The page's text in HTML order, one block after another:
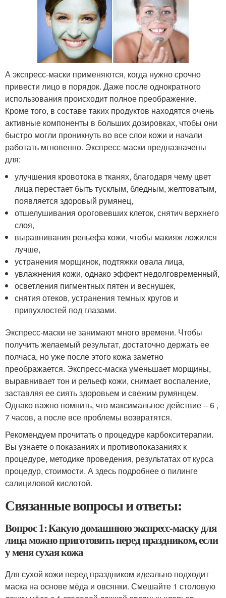
А экспресс-маски применяются, когда нужно срочно
привести лицо в порядок. Даже после однократного
использования происходит полное преображение.
Кроме того, в составе таких продуктов находятся очень
активные компоненты в больших дозировках, чтобы они
быстро могли проникнуть во все слои кожи и начали
работать мгновенно. Экспресс-маски предназначены
для:
улучшения кровотока в тканях, благодаря чему цвет
лица перестает быть тусклым, бледным, желтоватым,
появляется здоровый румянец,
отшелушивания ороговевших клеток, снятич верхнего
слоя,
выравнивания рельефа кожи, чтобы макияж ложился
лучше,
устранения морщинок, подтяжки овала лица,
увлажнения кожи, однако эффект недолговременный,
осветления пигментных пятен и веснушек,
снятия отеков, устранения темных кругов и
припухлостей под глазами.
Экспресс-маски не занимают много времени. Чтобы
получить желаемый результат, достаточно держать ее
полчаса, но уже после этого кожа заметно
преображается. Экспресс-маска уменьшает морщины,
выравнивает тон и рельеф кожи, снимает воспаление,
заставляя ее сиять здоровьем и свежим румянцем.
Однако важно помнить, что максимальное действие – 6 ,
7 часов, а после все проблемы возвратятся.
Рекомендуем прочитать о процедуре карбокситерапии.
Вы узнаете о показаниях и противопоказаниях к
процедуре, методике проведения, результатах от курса
процедур, стоимости. А здесь подробнее о пилинге
салициловой кислотой.
Связанные вопросы и ответы:
Вопрос 1: Какую домашнюю экспресс-маску для
лица можно приготовить перед праздником, если
у меня сухая кожа
Для сухой кожи перед праздником идеально подходит
маска на основе мёда и овсянки. Смешайте 1 столовую